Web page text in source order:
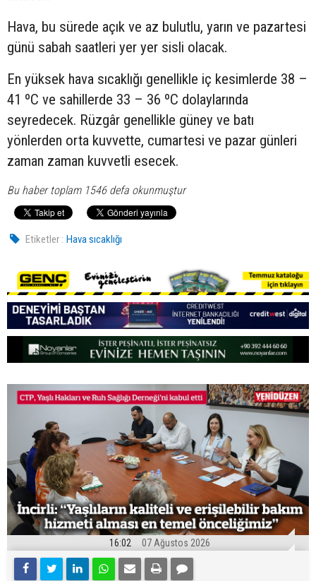
Hava, bu sürede açık ve az bulutlu, yarın ve pazartesi
günü sabah saatleri yer yer sisli olacak.
En yüksek hava sıcaklığı genellikle iç kesimlerde 38 –
41 ºC ve sahillerde 33 – 36 ºC dolaylarında
seyredecek. Rüzgâr genellikle güney ve batı
yönlerden orta kuvvette, cumartesi ve pazar günleri
zaman zaman kuvvetli esecek.
Bu haber toplam 1546 defa okunmuştur
Etiketler : Hava sıcaklığı
16:02 07 Ağustos 2026